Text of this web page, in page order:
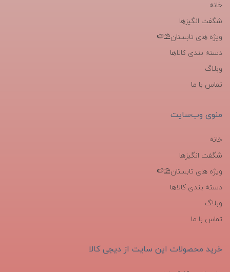
خانه
شگفت انگیزها
ویژه های تابستان⛱️🍉
دسته بندی کالاها
وبلاگ
تماس با ما
منوی وب‌سایت
خانه
شگفت انگیزها
ویژه های تابستان⛱️🍉
دسته بندی کالاها
وبلاگ
تماس با ما
خرید محصولات این سایت از دیجی کالا